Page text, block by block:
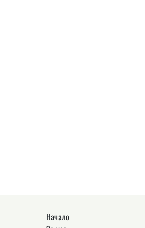
Начало